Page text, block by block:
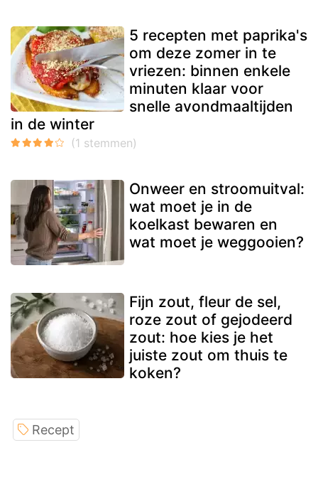
5 recepten met paprika's
om deze zomer in te
vriezen: binnen enkele
minuten klaar voor
snelle avondmaaltijden
in de winter
Onweer en stroomuitval:
wat moet je in de
koelkast bewaren en
wat moet je weggooien?
Fijn zout, fleur de sel,
roze zout of gejodeerd
zout: hoe kies je het
juiste zout om thuis te
koken?
Recept